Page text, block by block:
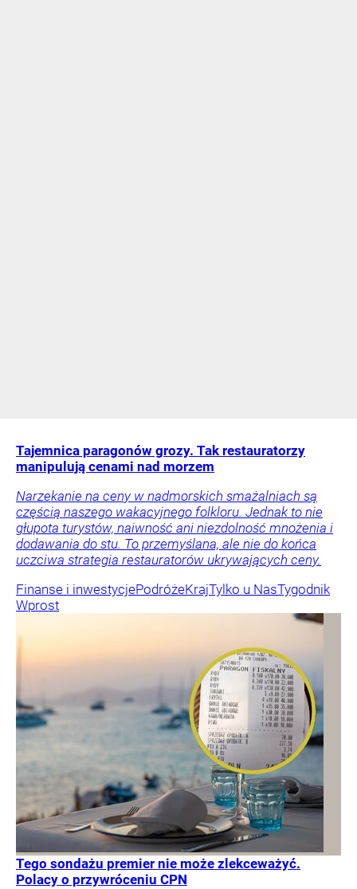
Tajemnica paragonów grozy. Tak restauratorzy
manipulują cenami nad morzem
Narzekanie na ceny w nadmorskich smażalniach są
częścią naszego wakacyjnego folkloru. Jednak to nie
głupota turystów, naiwność ani niezdolność mnożenia i
dodawania do stu. To przemyślana, ale nie do końca
uczciwa strategia restauratorów ukrywających ceny.
Finanse i inwestycjePodróżeKrajTylko u NasTygodnik
Wprost
Tego sondażu premier nie może zlekceważyć.
Polacy o przywróceniu CPN